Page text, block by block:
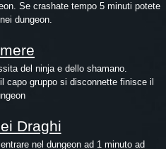
Se crashate tempo 5 minuti potete
dungeon.
del ninja e dello shamano.
capo gruppo si disconnette finisce il
Draghi
nel dungeon ad 1 minuto ad